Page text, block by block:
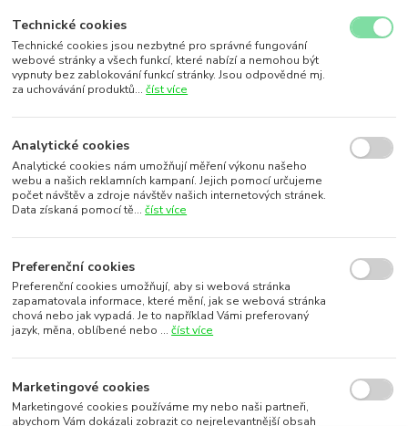
Technické cookies
Technické cookies jsou nezbytné pro správné fungování
webové stránky a všech funkcí, které nabízí a nemohou být
vypnuty bez zablokování funkcí stránky. Jsou odpovědné mj.
za uchovávání produktů...číst více
Analytické cookies
Analytické cookies nám umožňují měření výkonu našeho
webu a našich reklamních kampaní. Jejich pomocí určujeme
počet návštěv a zdroje návštěv našich internetových stránek.
Data získaná pomocí tě...číst více
Preferenční cookies
Preferenční cookies umožňují, aby si webová stránka
zapamatovala informace, které mění, jak se webová stránka
chová nebo jak vypadá. Je to například Vámi preferovaný
jazyk, měna, oblíbené nebo ...číst více
Marketingové cookies
Marketingové cookies používáme my nebo naši partneři,
abychom Vám dokázali zobrazit co nejrelevantnější obsah